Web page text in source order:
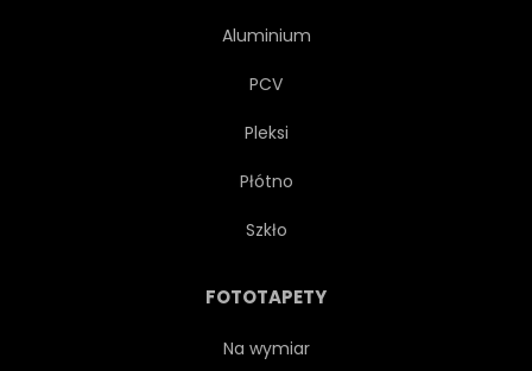
Aluminium
PCV
Pleksi
Płótno
Szkło
FOTOTAPETY
Na wymiar